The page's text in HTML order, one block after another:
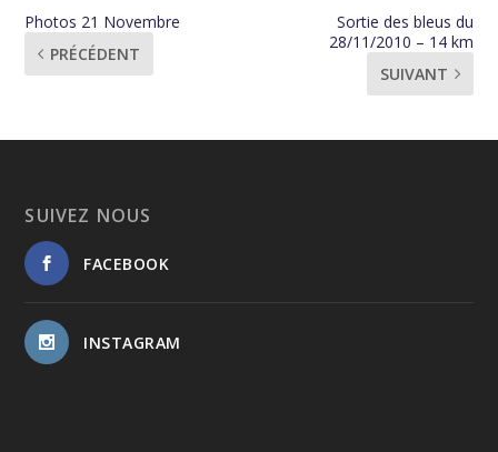
Photos 21 Novembre
PRÉCÉDENT
Sortie des bleus du
28/11/2010 – 14 km
SUIVANT
SUIVEZ NOUS
FACEBOOK
INSTAGRAM